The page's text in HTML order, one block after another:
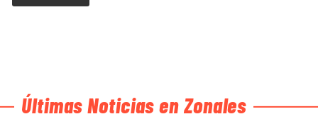
Últimas Noticias en Zonales